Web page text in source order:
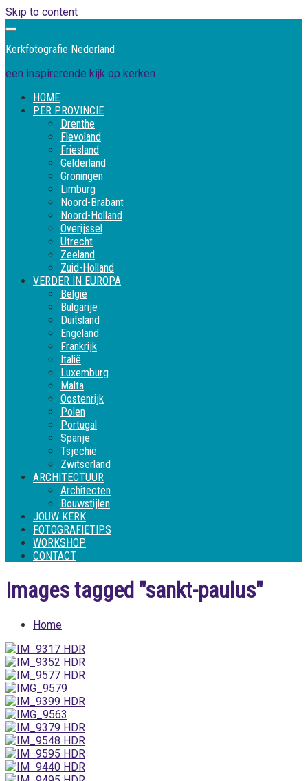
Skip to content
Kerkfotografie Nederland
een inspirerende kijk op kerken
HOME
PER PROVINCIE
Drenthe
Flevoland
Friesland
Gelderland
Groningen
Limburg
Noord-Brabant
Noord-Holland
Overijssel
Utrecht
Zeeland
Zuid-Holland
VERDER IN EUROPA
België
Bulgarije
Duitsland
Engeland
Frankrijk
Italië
Luxemburg
Malta
Oostenrijk
Polen
Portugal
Spanje
Tsjechië
Zwitserland
ARCHITECTUUR
Architecten
Bouwstijlen
JOUW KERK
FOTOGRAFIETIPS
WORKSHOP
CONTACT
Images tagged "sankt-paulus"
Home